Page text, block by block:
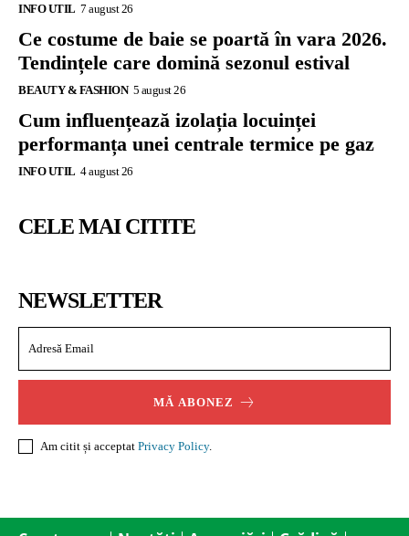
INFO UTIL 7 august 26
Ce costume de baie se poartă în vara 2026.
Tendințele care domină sezonul estival
BEAUTY & FASHION 5 august 26
Cum influențează izolația locuinței
performanța unei centrale termice pe gaz
INFO UTIL 4 august 26
CELE MAI CITITE
NEWSLETTER
MĂ ABONEZ
Am citit și acceptat Privacy Policy.